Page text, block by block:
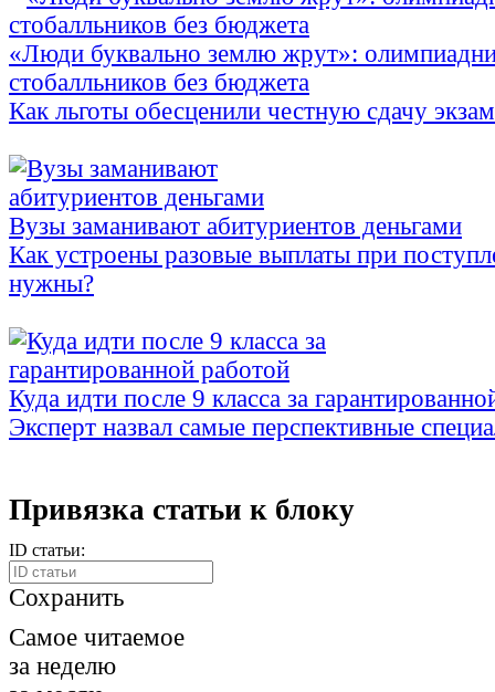
«Люди буквально землю жрут»:
стобалльников без бюджета
Как льготы обесценили честную сдачу
Вузы заманивают абитуриентов деньгами
Как устроены разовые выплаты при
нужны?
Куда идти после 9 класса за
Эксперт назвал самые перспективные
Привязка статьи к блоку
ID статьи:
Сохранить
Самое читаемое
за неделю